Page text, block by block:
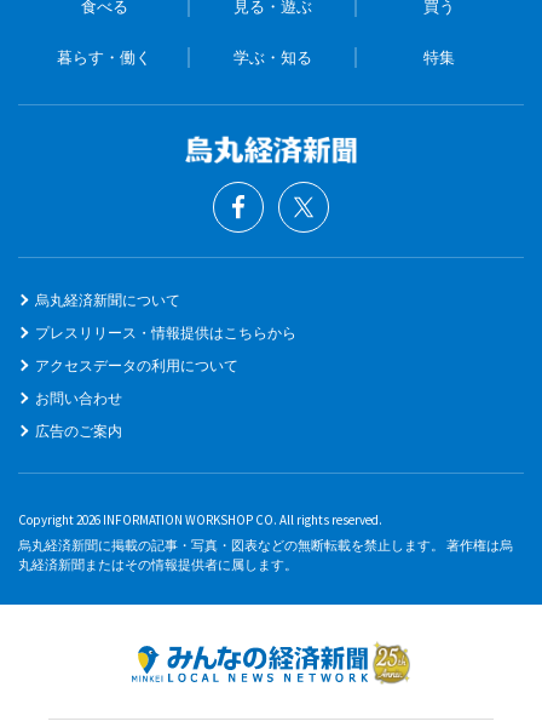
食べる 見る・遊ぶ 買う
暮らす・働く 学ぶ・知る 特集
烏丸経済新聞について
プレスリリース・情報提供はこちらから
アクセスデータの利用について
お問い合わせ
広告のご案内
Copyright 2026 INFORMATION WORKSHOP CO. All rights reserved.
烏丸経済新聞に掲載の記事・写真・図表などの無断転載を禁止します。 著作権は烏
丸経済新聞またはその情報提供者に属します。